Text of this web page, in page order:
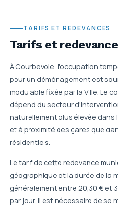
TARIFS ET REDEVANCES
Tarifs et
À Courbevoie, l'occupation
pour un déménagement est
modulable fixée par la Ville. Le
dépend du secteur
naturellement plus élevée dans
et à proximité des gares que
résidentiels.
Le tarif de cette redevance
géographique et la durée de la
généralement entre 20,30 € et
par jour. Il est nécessaire de se